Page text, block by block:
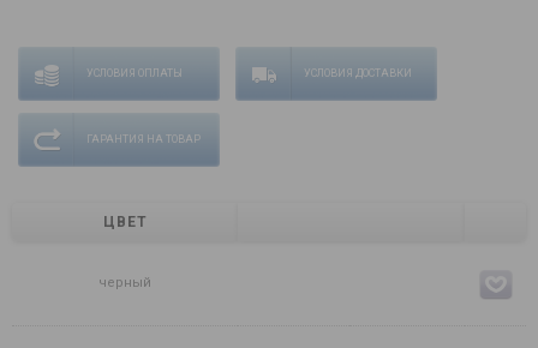
УСЛОВИЯ ОПЛАТЫ УСЛОВИЯ ДОСТАВКИ
ГАРАНТИЯ НА ТОВАР
ЦВЕТ
черный